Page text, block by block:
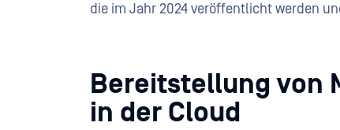
die im Jahr 2024 veröffentlicht werden
Bereitstellung von
in der Cloud